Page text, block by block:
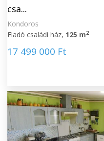
csa...
Kondoros
Eladó családi ház, 125 m2
17 499 000 Ft